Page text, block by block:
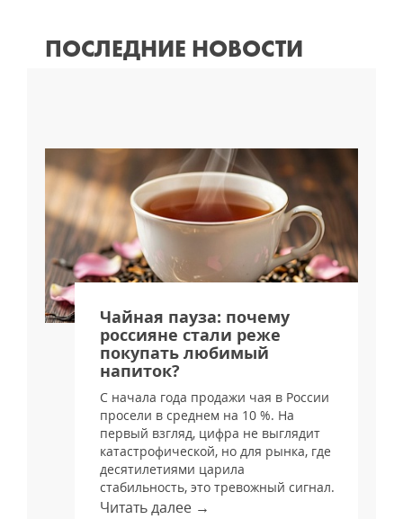
ПОСЛЕДНИЕ НОВОСТИ
Чайная пауза: почему
россияне стали реже
покупать любимый
напиток?
С начала года продажи чая в России
просели в среднем на 10 %. На
первый взгляд, цифра не выглядит
катастрофической, но для рынка, где
десятилетиями царила
стабильность, это тревожный сигнал.
Читать далее →